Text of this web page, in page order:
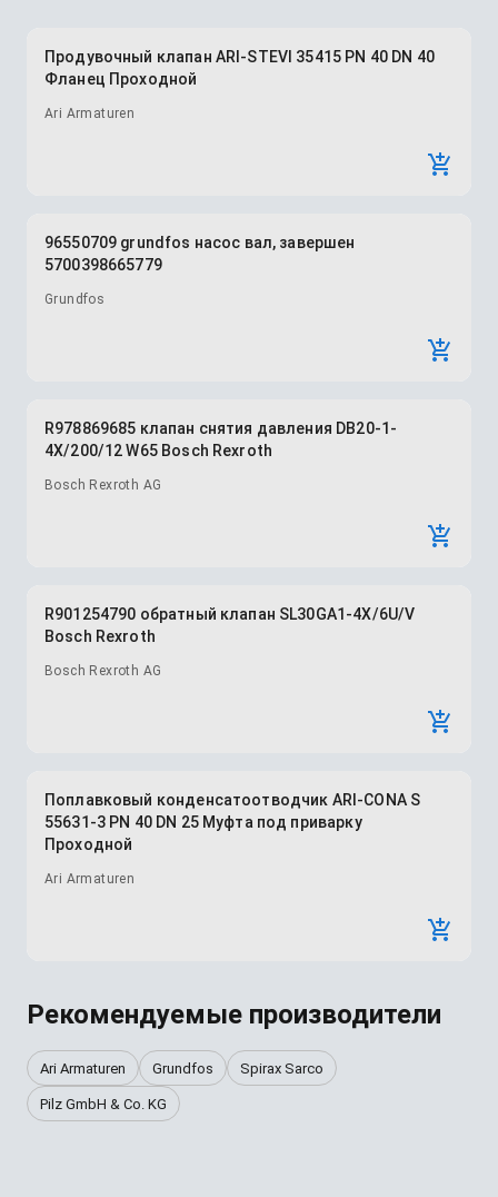
Продувочный клапан ARI-STEVI 35415 PN 40 DN 40
Фланец Проходной
Ari Armaturen
96550709 grundfos насос вал, завершен
5700398665779
Grundfos
R978869685 клапан снятия давления DB20-1-
4X/200/12 W65 Bosch Rexroth
Bosch Rexroth AG
R901254790 обратный клапан SL30GA1-4X/6U/V
Bosch Rexroth
Bosch Rexroth AG
Поплавковый конденсатоотводчик ARI-CONA S
55631-3 PN 40 DN 25 Муфта под приварку
Проходной
Ari Armaturen
Рекомендуемые производители
Ari Armaturen Grundfos Spirax Sarco
Pilz GmbH & Co. KG